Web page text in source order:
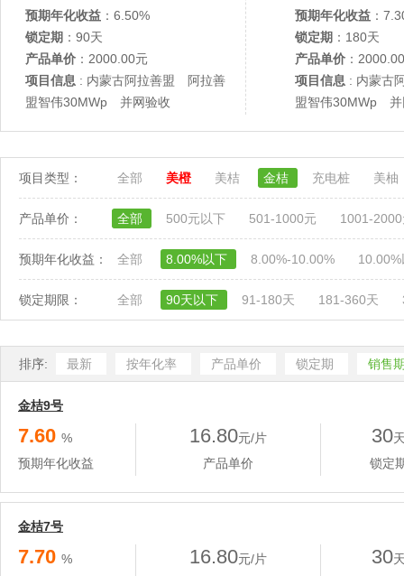
预期年化收益 ：6.50%
锁定期 ：90天
产品单价 ：2000.00元
项目信息 : 内蒙古阿拉善盟 阿拉善
盟智伟30MWp 并网验收
预期年化收益 ：
锁定期 ：180天
产品单价 ：
项目信息 : 内蒙古
盟智伟30MWp 并
项目类型： 全部 美橙 美桔 金桔 充电桩 美柚
产品单价： 全部 500元以下 501-1000元 1001-
预期年化收益： 全部 8.00%以下 8.00%-10.00%
锁定期限： 全部 90天以下 91-180天 181-360天
排序: 最新 按年化率 产品单价 锁定期 销售
金桔9号
7.60 %
预期年化收益
16.80元/片
产品单价
30
锁定
金桔7号
7.70 %
16.80元/片
30